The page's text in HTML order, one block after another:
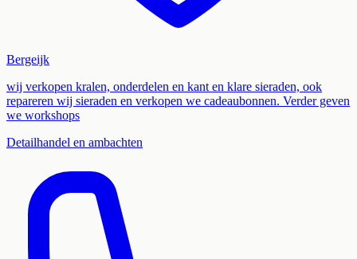
Bergeijk
wij verkopen kralen, onderdelen en kant en klare sieraden, ook
repareren wij sieraden en verkopen we cadeaubonnen. Verder geven
we workshops
Detailhandel en ambachten